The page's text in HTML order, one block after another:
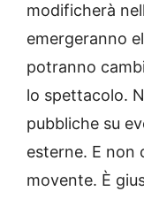
modificherà
emergeranno
potranno
lo spettacolo.
pubbliche su
esterne. E non
movente. È